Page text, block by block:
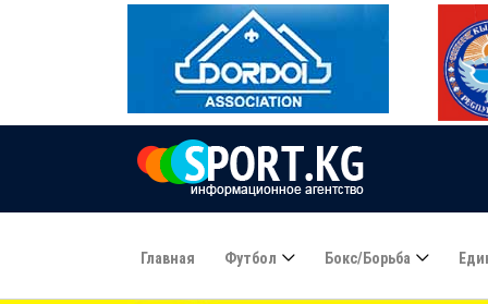
Главная Футбол Бокс/борьба